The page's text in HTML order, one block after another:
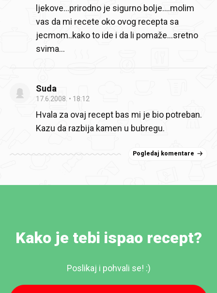
ljekove...prirodno je sigurno bolje....molim
vas da mi recete oko ovog recepta sa
jecmom..kako to ide i da li pomaže...sretno
svima...
Suda
17.6.2008. 18:12
Hvala za ovaj recept bas mi je bio potreban.
Kazu da razbija kamen u bubregu.
Pogledaj komentare
Kako je tebi ispao recept?
Poslikaj i pohvali se! :)